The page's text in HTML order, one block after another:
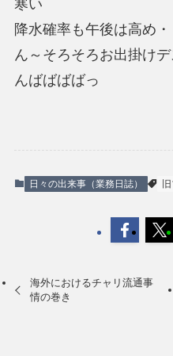
寒い
降水確率も午後は高め・
ん～そろそろお出掛けデ
んばばばばっ
日々の出来事（業務日誌）
海外におけるチャリ流通事
情の巻き